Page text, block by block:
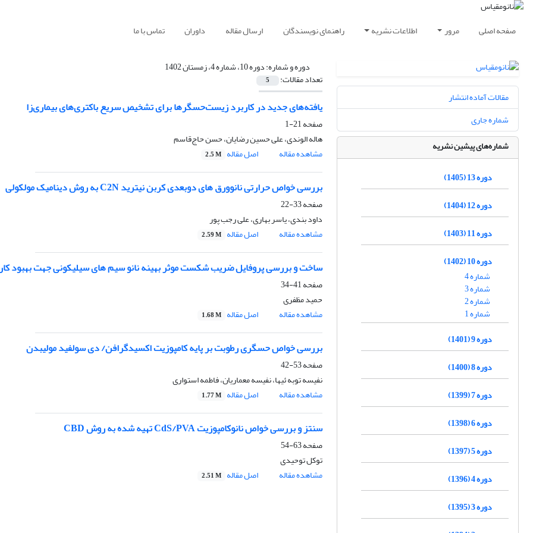
صفحه اصلی مرور اطلاعات نشریه راهنمای نویسندگان ارسال مقاله داوران تماس با ما
دوره و شماره:دوره 10، شماره 4، زمستان 1402
تعداد مقالات: 5
یافته‌های جدید در کاربرد زیست‌حسگرها برای تشخیص سریع باکتری‌های بیماری‌زا
صفحه21-1
هاله الوندی، علی حسین رضایان، حسن حاج‌قاسم
مشاهده مقاله
اصل مقاله 2.5 M
بررسی خواص حرارتی نانوورق های دوبعدی کربن نیترید C2N به روش دینامیک مولکولی
صفحه33-22
داود بندی، یاسر بهاری، علی رجب پور
مشاهده مقاله
اصل مقاله 2.59 M
ساخت و بررسی پروفایل ضریب شکست موثر بهینه نانو سیم های سیلیکونی جهت بهبود
صفحه41-34
حمید مظفری
مشاهده مقاله
اصل مقاله 1.68 M
بررسی خواص حسگری رطوبت بر پایه کامپوزیت اکسیدگرافن/ دی سولفید مولیبدن
صفحه53-42
نفیسه توبه ئیها، نفیسه معماریان، فاطمه استواری
مشاهده مقاله
اصل مقاله 1.77 M
سنتز و بررسی خواص نانوکامپوزیت CdS/PVA تهیه شده به روش CBD
صفحه63-54
توکل توحیدی
مشاهده مقاله
اصل مقاله 2.51 M
مقالات آماده انتشار
شماره جاری
شماره‌های پیشین نشریه
دوره 13 (1405)
دوره 12 (1404)
دوره 11 (1403)
دوره 10 (1402)
شماره 4
شماره 3
شماره 2
شماره 1
دوره 9 (1401)
دوره 8 (1400)
دوره 7 (1399)
دوره 6 (1398)
دوره 5 (1397)
دوره 4 (1396)
دوره 3 (1395)